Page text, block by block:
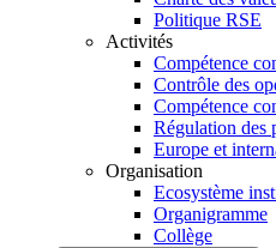
Politique RSE
Activités
Compétence
Contrôle des
Compétence
Régulation des
Europe et
Organisation
Ecosystème
Organigramme
Collège